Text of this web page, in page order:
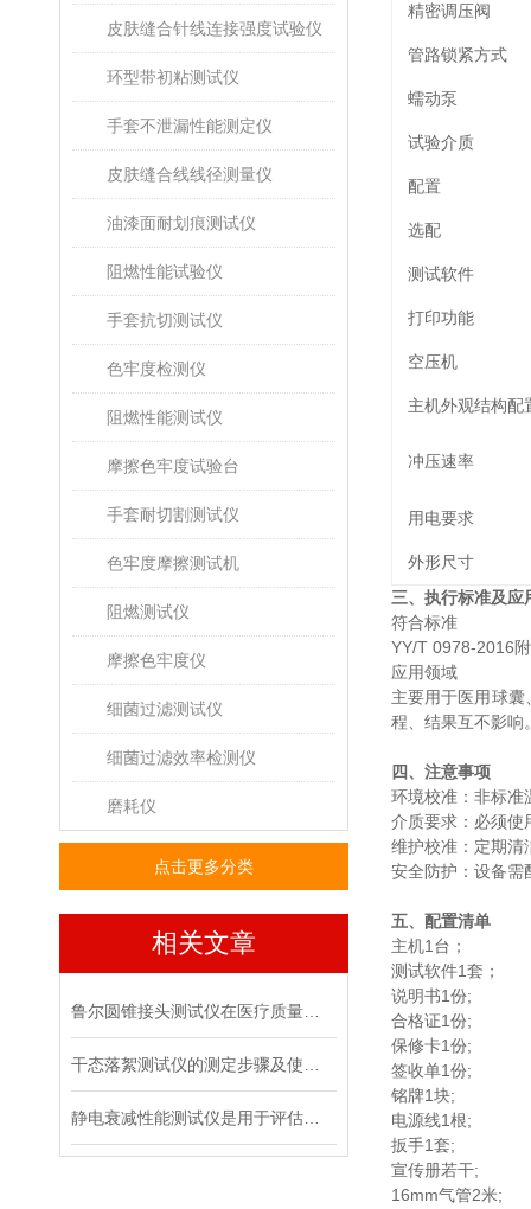
皮肤缝合针线连接强度试验仪
环型带初粘测试仪
手套不泄漏性能测定仪
皮肤缝合线线径测量仪
油漆面耐划痕测试仪
阻燃性能试验仪
手套抗切测试仪
色牢度检测仪
阻燃性能测试仪
摩擦色牢度试验台
手套耐切割测试仪
色牢度摩擦测试机
阻燃测试仪
摩擦色牢度仪
细菌过滤测试仪
细菌过滤效率检测仪
磨耗仪
点击更多分类
相关文章
精密调压阀
管路锁紧方式
蠕动泵
试验介质
配置
选配
测试软件
打印功能
空压机
主机外观结构配
冲压速率
用电要求
外形尺寸
三、执行标准及应
符合标准
YY/T 0978-2016
应用领域
主要用于医用球
程、结果互不影响
四、注意事项
环境校准‌：非标
介质要求‌：必须使
维护校准‌：定期清
安全防护‌：设备需
五、配置清单
主机1台；
测试软件1套；
说明书1份;
合格证1份;
保修卡1份;
签收单1份;
铭牌1块;
电源线1根;
扳手1套;
宣传册若干;
16mm气管2米;